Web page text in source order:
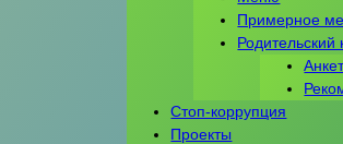
Примерное
Родительский
Стоп-коррупция
Проекты